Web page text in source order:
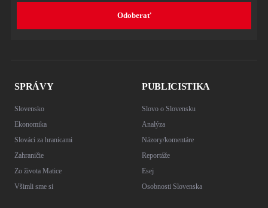
Odoberať
SPRÁVY
Slovensko
Ekonomika
Slováci za hranicami
Zahraničie
Zo života Matice
Všimli sme si
PUBLICISTIKA
Slovo o Slovensku
Analýza
Názory/komentáre
Reportáže
Esej
Osobnosti Slovenska